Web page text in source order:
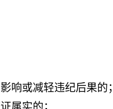
响或减轻违纪后果的；
属实的；